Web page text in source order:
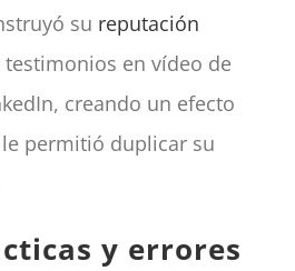
su reputación
en vídeo de
creando un efecto
permitió duplicar su
y errores